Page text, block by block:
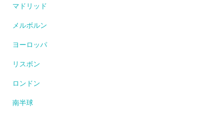
マドリッド
メルボルン
ヨーロッパ
リスボン
ロンドン
南半球